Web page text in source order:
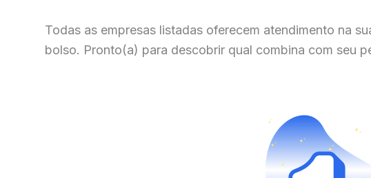
Todas as empresas listadas oferecem atendimento na
bolso. Pronto(a) para descobrir qual combina com seu